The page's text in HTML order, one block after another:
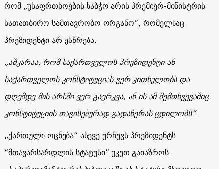
რომ „უსაფრთხოების საბჭო არის პრემიერ-მინისტრის
სათათბირო სამთავრობო ორგანო”, რომელსაც
პრეზიდენტი არ ესწრება.
„აშკარაა, რომ საქართველოს პრეზიდენტი ან
საქართველოს კონსტიტუციას ვერ კითხულობს და
დღემდე მის არსში ვერ გაერკვა, ან ის ამ შემთხვევაშიც
კონსტიტუციის თავისებურად გადაწერას ცდილობს“.
„ქართული ოცნება“ ასევე ურჩევს პრეზიდენტს
“მთავარსარდლის სტატუსი” უკეთ გაიაზროს: